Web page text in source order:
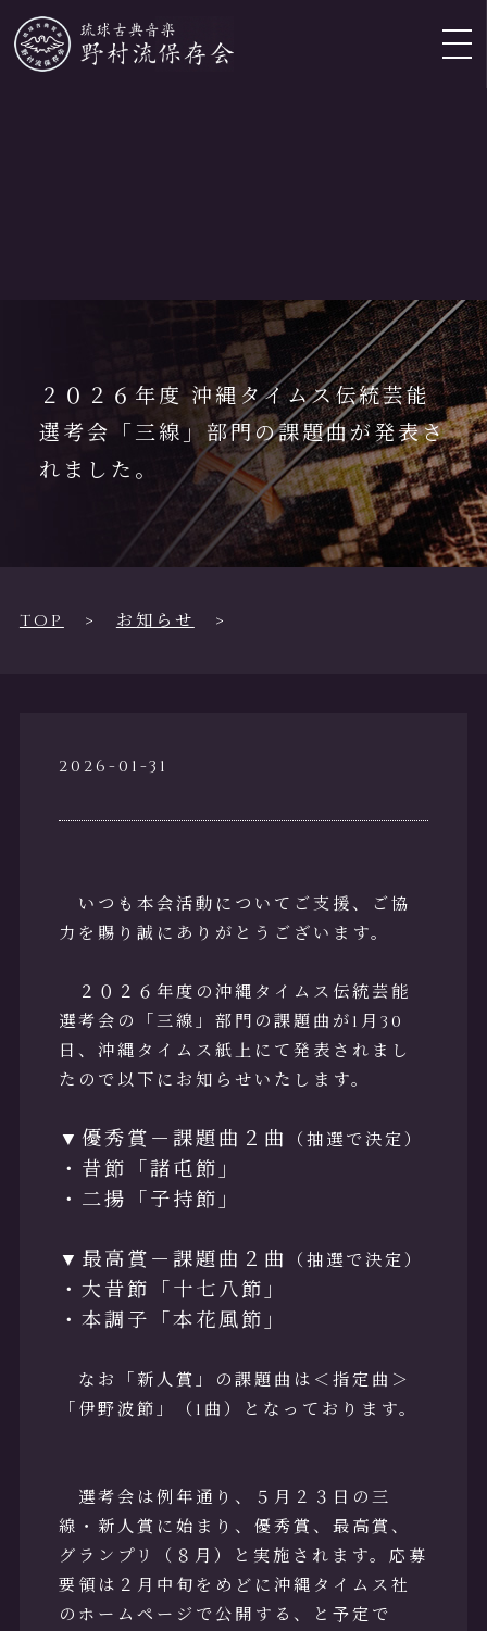
会長挨拶・
団体概要
活動紹介・
所一覧
ラリー
資料ダウン
ロード
お問合せ
リンク
２０２６年度 沖縄タイムス伝統芸能
選考会「三線」部門の課題曲が発表さ
れました。
TOP お知らせ
2026-01-31
いつも本会活動についてご支援、ご協
力を賜り誠にありがとうございます。
２０２６年度の沖縄タイムス伝統芸能
選考会の「三線」部門の課題曲が1月30
日、沖縄タイムス紙上にて発表されまし
たので以下にお知らせいたします。
▼優秀賞－課題曲２曲 （抽選で決定）
・昔節「諸屯節」
・二揚「子持節」
▼最高賞－課題曲２曲 （抽選で決定）
・大昔節「十七八節」
・本調子「本花風節」
なお「新人賞」の課題曲は＜指定曲＞
「伊野波節」（1曲）となっております。
選考会は例年通り、５月２３日の三
線・新人賞に始まり、優秀賞、最高賞、
グランプリ（８月）と実施されます。応募
要領は２月中旬をめどに沖縄タイムス社
のホームページで公開する、と予定で